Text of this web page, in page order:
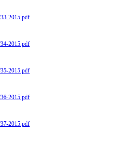
2015.pdf
2015.pdf
2015.pdf
2015.pdf
2015.pdf